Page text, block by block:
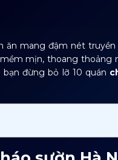
mang đậm nét truyền
mịn, thoang thoảng
đừng bỏ lỡ 10 quán